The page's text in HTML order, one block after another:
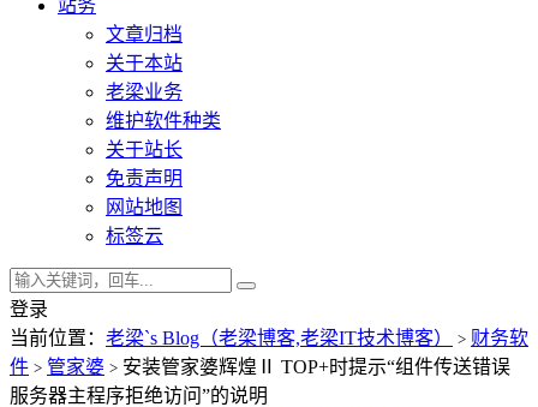
站务
文章归档
关于本站
老梁业务
维护软件种类
关于站长
免责声明
网站地图
标签云
登录
当前位置： 老梁`s Blog（老梁博客,老梁IT技术博客） > 财务软
件 > 管家婆 > 安装管家婆辉煌Ⅱ TOP+时提示“组件传送错误
服务器主程序拒绝访问”的说明